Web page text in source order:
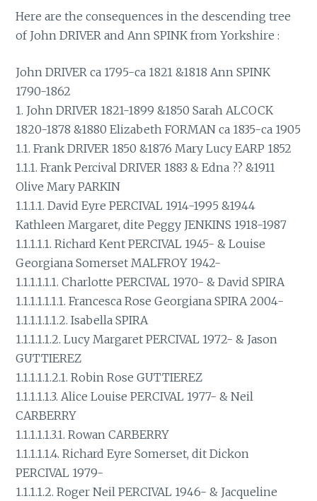
Here are the consequences in the descending tree
of John DRIVER and Ann SPINK from Yorkshire :
John DRIVER ca 1795-ca 1821 &1818 Ann SPINK
1790-1862
1. John DRIVER 1821-1899 &1850 Sarah ALCOCK
1820-1878 &1880 Elizabeth FORMAN ca 1835-ca 1905
1.1. Frank DRIVER 1850 &1876 Mary Lucy EARP 1852
1.1.1. Frank Percival DRIVER 1883 & Edna ?? &1911
Olive Mary PARKIN
1.1.1.1. David Eyre PERCIVAL 1914-1995 &1944
Kathleen Margaret, dite Peggy JENKINS 1918-1987
1.1.1.1.1. Richard Kent PERCIVAL 1945- & Louise
Georgiana Somerset MALFROY 1942-
1.1.1.1.1.1. Charlotte PERCIVAL 1970- & David SPIRA
1.1.1.1.1.1.1. Francesca Rose Georgiana SPIRA 2004-
1.1.1.1.1.1.2. Isabella SPIRA
1.1.1.1.1.2. Lucy Margaret PERCIVAL 1972- & Jason
GUTTIEREZ
1.1.1.1.1.2.1. Robin Rose GUTTIEREZ
1.1.1.1.1.3. Alice Louise PERCIVAL 1977- & Neil
CARBERRY
1.1.1.1.1.3.1. Rowan CARBERRY
1.1.1.1.1.4. Richard Eyre Somerset, dit Dickon
PERCIVAL 1979-
1.1.1.1.2. Roger Neil PERCIVAL 1946- & Jacqueline